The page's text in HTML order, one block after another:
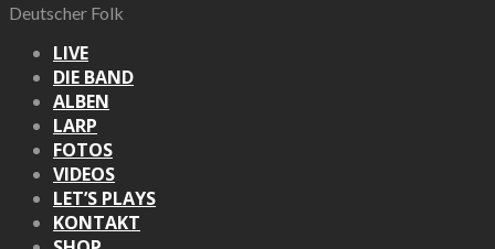
Deutscher Folk
LIVE
DIE BAND
ALBEN
LARP
FOTOS
VIDEOS
LET’S PLAYS
KONTAKT